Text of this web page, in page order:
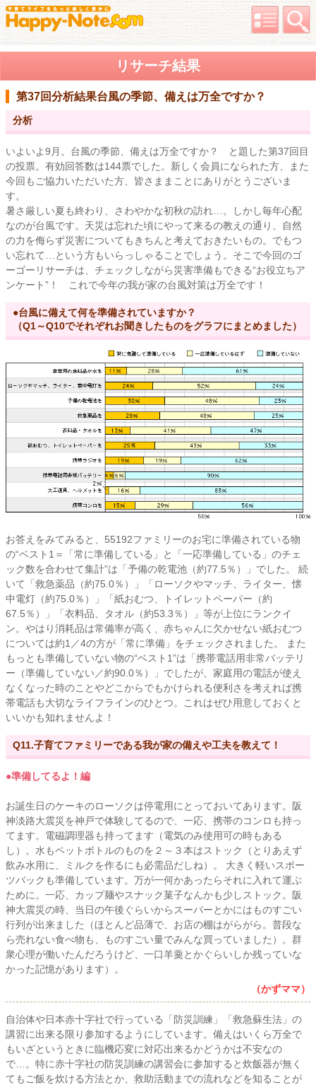
リサーチ結果
第37回分析結果台風の季節、備えは万全ですか？
分析
いよいよ9月。台風の季節、備えは万全ですか？ と題した第37回目
の投票。有効回答数は144票でした。新しく会員になられた方、また
今回もご協力いただいた方、皆さままことにありがとうございま
す。
暑さ厳しい夏も終わり、さわやかな初秋の訪れ…。しかし毎年心配
なのが台風です。天災は忘れた頃にやって来るの教えの通り、自然
の力を侮らず災害についてもきちんと考えておきたいもの。でもつ
い忘れて…という方もいらっしゃることでしょう。そこで今回のゴ
ーゴーリサーチは、チェックしながら災害準備もできる“お役立ちア
ンケート”！ これで今年の我が家の台風対策は万全です！
●台風に備えて何を準備されていますか？
（Q1～Q10でそれぞれお聞きしたものをグラフにまとめました）
お答えをみてみると、55192ファミリーのお宅に準備されている物
の“ベスト1＝「常に準備している」と「一応準備している」のチェ
ック数を合わせて集計”は「予備の乾電池（約77.5％）
」でした。 続
いて「救急薬品（約75.0％）」「ローソクやマッチ、ライター、懐
中電灯（約75.0％）」「紙おむつ、トイレットペーパー（約
67.5％）」「衣料品、タオル（約53.3％）」等が上位にランクイ
ン。やはり消耗品は常備率が高く、赤ちゃんに欠かせない紙おむつ
については約1／4の方が「常に準備」をチェックされました。 また
もっとも準備していない物の“ベスト1”は「携帯電話用非常バッテリ
ー（準備していない／約90.0％）」でしたが、家庭用の電話が使え
なくなった時のことやどこからでもかけられる便利さを考えれば携
帯電話も大切なライフラインのひとつ。これはぜひ用意しておくと
いいかも知れませんよ！
Q11.子育てファミリーである我が家の備えや工夫を教えて！
●準備してるよ！編
お誕生日のケーキのローソクは停電用にとっておいてあります。阪
神淡路大震災を神戸で体験してるので、一応、携帯のコンロも持っ
てます。電磁調理器も持ってます（電気のみ使用可の時もある
し）。水もペットボトルのものを２～３本はストック（とりあえず
飲み水用に、ミルクを作るにも必需品だしね）。 大きく軽いスポー
ツバックも準備しています。万が一何かあったらそれに入れて運ぶ
ために。一応、カップ麺やスナック菓子なんかも少しストック。阪
神大震災の時、当日の午後ぐらいからスーパーとかにはものすごい
行列が出来ました（ほとんど品薄で、お店の棚はがらがら。普段な
ら売れない食べ物も、ものすごい量でみんな買っていました）。群
衆心理が働いたんだろうけど、一口羊羹とかぐらいしか残っていな
かった記憶があります）。
（かずママ）
自治体や日本赤十字社で行っている「防災訓練」「救急蘇生法」の
講習に出来る限り参加するようにしています。備えはいくら万全で
もいざというときに臨機応変に対応出来るかどうかは不安なの
で…。特に赤十字社の防災訓練の講習会に参加すると炊飯器が無く
てもご飯を炊ける方法とか、救助活動までの流れなどを知ることが